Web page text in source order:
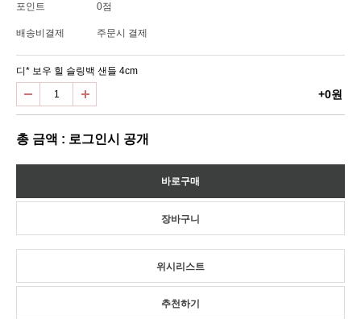
포인트 0점
배송비결제 주문시 결제
디* 보우 힐 슬링백 샌들 4cm
+0원
총 금액 : 로그인시 공개
위시리스트
추천하기